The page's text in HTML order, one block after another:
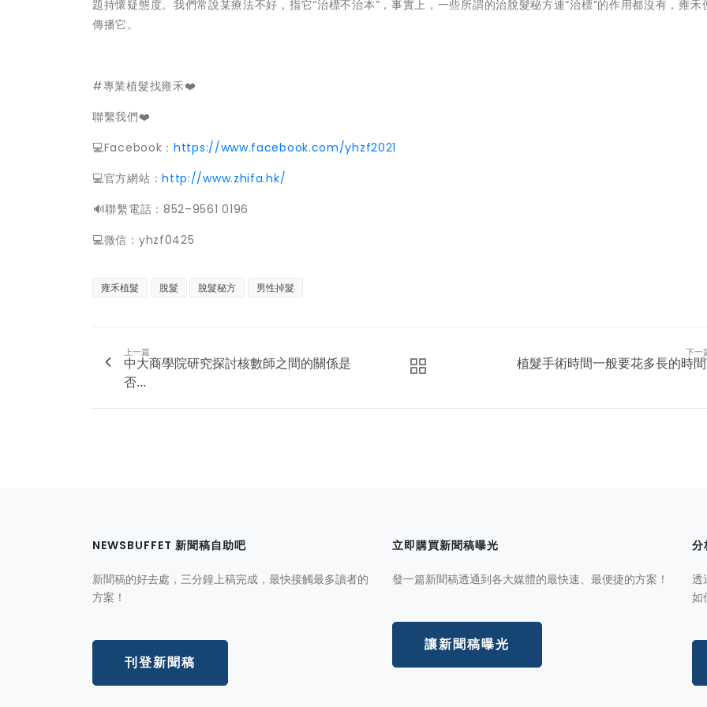
題持懷疑態度。我們常說某療法不好，指它“治標不治本”，事實上，一些所謂的治脫髮秘方連“治標”的作用都沒有，雍禾
傳播它。
#專業植髮找雍禾❤️
聯繫我們❤️
💻Facebook： https://www.facebook.com/yhzf2021
💻官方網站：http://www.zhifa.hk/
️🔊聯繫電話：852–9561 0196
💻微信：yhzf0425
雍禾植髮 脫髮 脫髮秘方 男性掉髮
上一篇
中大商學院研究探討核數師之間的關係是
否...
下一
植髮手術時間一般要花多長的時
NEWSBUFFET 新聞稿自助吧
新聞稿的好去處，三分鐘上稿完成，最快接觸最多讀者的
方案！
刊登新聞稿
立即購買新聞稿曝光
發一篇新聞稿透通到各大媒體的最快速、最便捷的方案！
讓新聞稿曝光
分
透
如